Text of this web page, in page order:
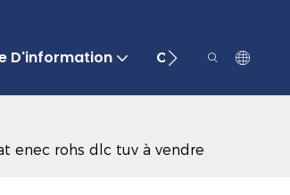
D'information Contactez-Nous
enec rohs dlc tuv à vendre